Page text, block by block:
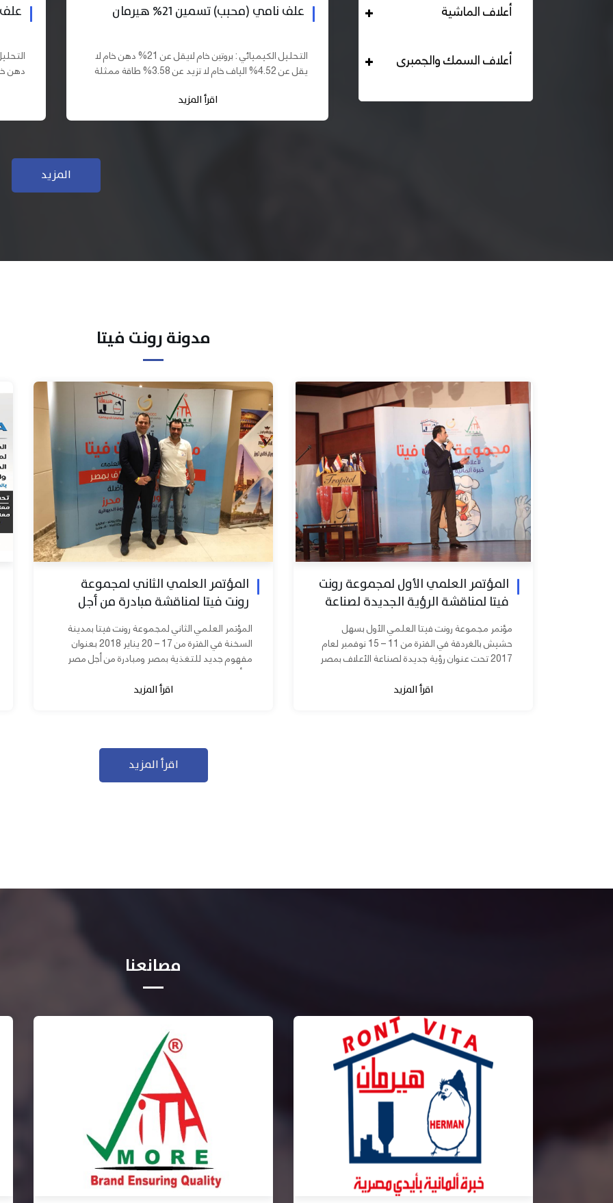
أعلاف الماشية
أعلاف السمك والجمبرى
علف علف بادي نامي تسمين 19% هيرمان
التحليل الكيميائي : بروتين خام لايقل عن 19% دهن خام لا
يقل عن 10% الياف خام لا تزيد عن 3.70% طاقة ممثلة لا
اقرأ المزيد
علف دواجن بياض محبب 16% هيرمان
التحليل الكيميائي : بروتين خام لايقل عن 16% دهن خام لا
يقل عن 2,84% الياف خام لا تزيد عن 2.24% طاقة ممثلة
اقرأ المزيد
المزيد
مدونة رونت فيتا
المؤتمر العلمي الأول لمجموعة رونت
فيتا لمناقشة الرؤية الجديدة لصناعة
الأعلاف بمصر
مؤتمر مجموعة رونت فيتا العلمي الأول بسهل
حشيش بالغردقة في الفترة من 11 – 15 نوفمبر لعام
2017 تحت عنوان رؤية جديدة لصناعة الأعلاف بمصر
اقرأ المزيد
المؤتمر العلمي الثاني لمجموعة
رونت فيتا لمناقشة مبادرة من أجل
مصر ابدأ مشروعك
المؤتمر العلمي الثاني لمجموعة رونت فيتا بمدينة
السخنة في الفترة من 17 – 20 يناير 2018 بعنوان
مفهوم جديد للتغذية بمصر ومبادرة من أجل مصر
ابدأ مشروعك بحضور عدد كبير من...
اقرأ المزيد
اقرأ المزيد
مصانعنا